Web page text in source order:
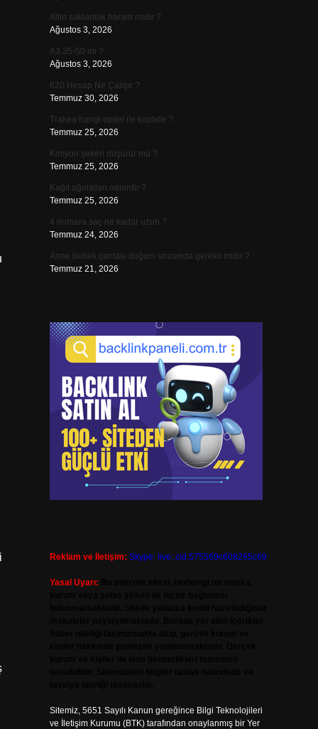
Altın saklamak haram mıdır ?
Ağustos 3, 2026
A3 35-50 mi ?
Ağustos 3, 2026
620 Hesap Ne Çalışır ?
Temmuz 30, 2026
Trakea hangi epitel ile kaplıdır ?
Temmuz 25, 2026
Kimyon şekeri düşürür mü ?
Temmuz 25, 2026
Kağıt ağırlıkları nelerdir ?
Temmuz 25, 2026
4 numara saç ne kadar uzun ?
Temmuz 24, 2026
Anne bebek çantası doğum sırasında gerekli midir ?
Temmuz 21, 2026
Reklam ve İletişim: Skype: live:.cid.575569c608265c69
Yasal Uyarı:
Sitemiz, 5651 Sayılı Kanun gereğince Bilgi Teknolojileri
ve İletişim Kurumu (BTK) tarafından onaylanmış bir Yer